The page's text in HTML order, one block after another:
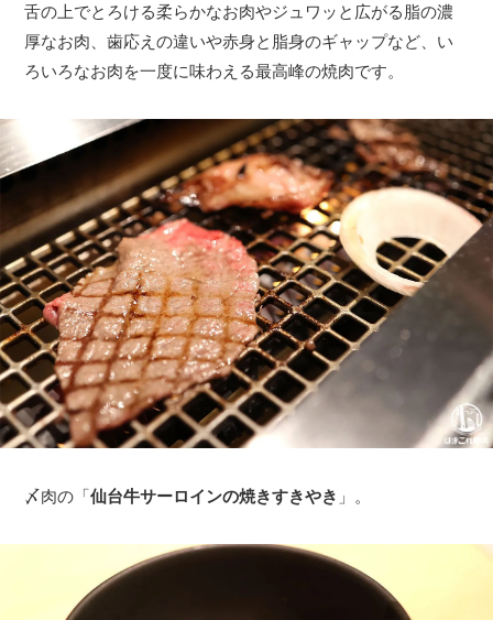
舌の上でとろける柔らかなお肉やジュワッと広がる脂の濃
厚なお肉、歯応えの違いや赤身と脂身のギャップなど、い
ろいろなお肉を一度に味わえる最高峰の焼肉です。
〆肉の「仙台牛サーロインの焼きすきやき 」。